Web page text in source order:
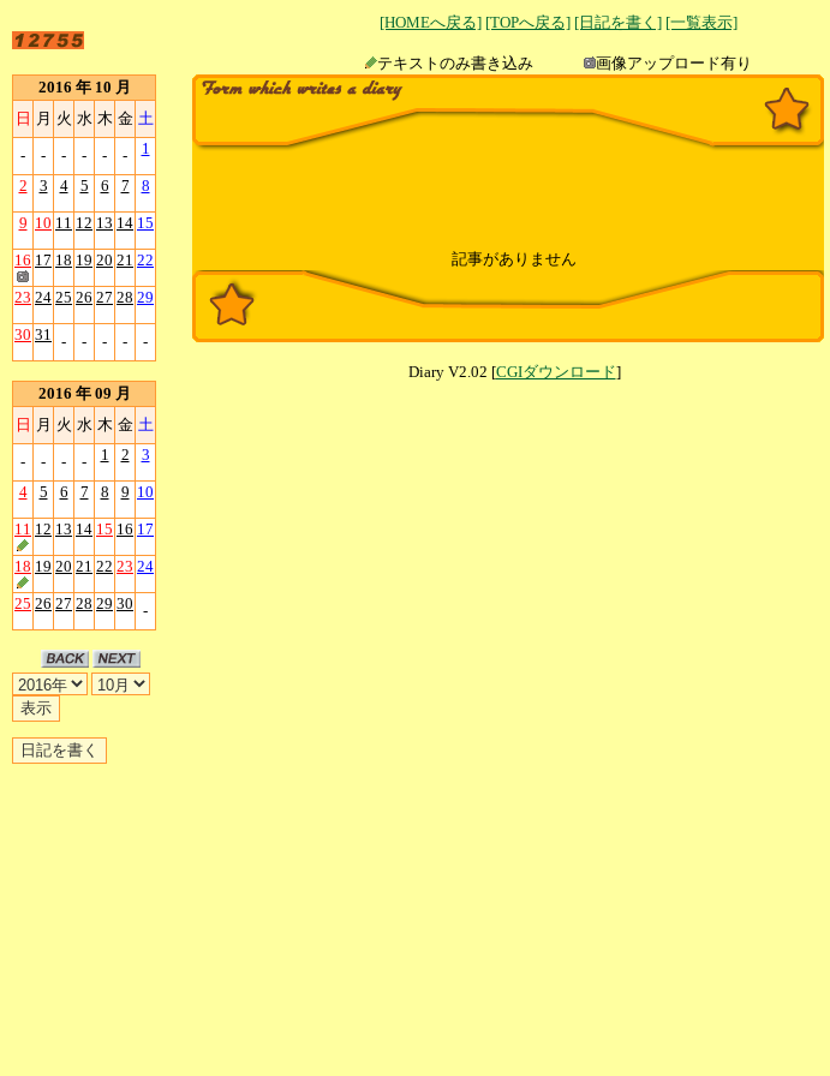
[HOMEへ戻る] [TOPへ戻る] [日記を書く] [一覧表示]
テキストのみ書き込み
画像アップロード有り
2016 年 10 月
日 月 火 水 木 金 土
- - - - - - 1
2 3 4 5 6 7 8
9 10 11 12 13 14 15
16 17 18 19 20 21 22
23 24 25 26 27 28 29
30 31 - - - - -
2016 年 09 月
日 月 火 水 木 金 土
- - - - 1 2 3
4 5 6 7 8 9 10
11 12 13 14 15 16 17
18 19 20 21 22 23 24
25 26 27 28 29 30 -
記事がありません
Diary V2.02 [CGIダウンロード]